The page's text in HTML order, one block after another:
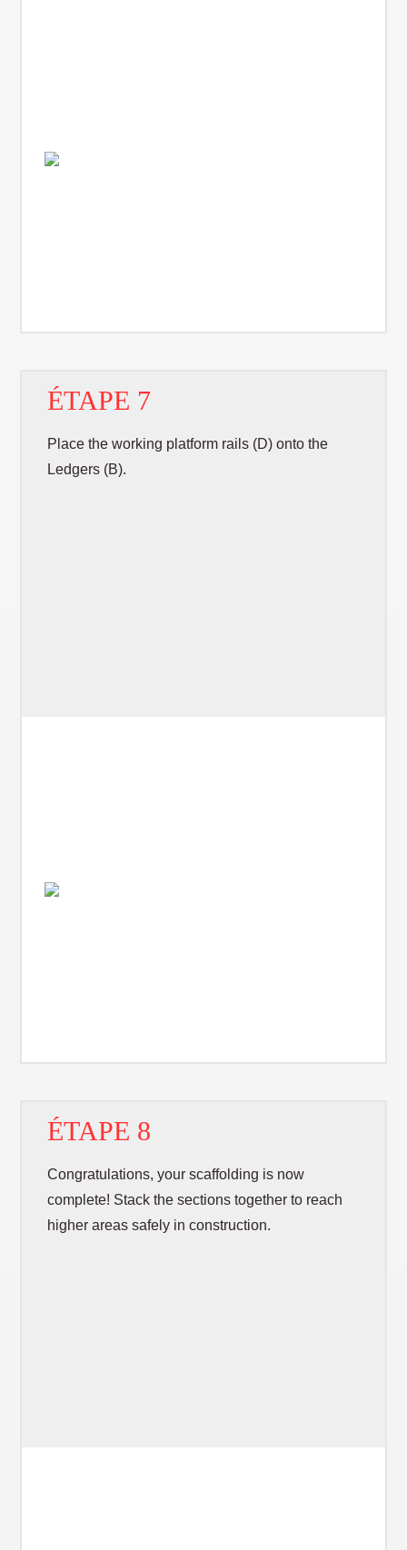
ÉTAPE 7
Place the working platform rails (D) onto the
Ledgers (B).
ÉTAPE 8
Congratulations, your scaffolding is now
complete! Stack the sections together to reach
higher areas safely in construction.